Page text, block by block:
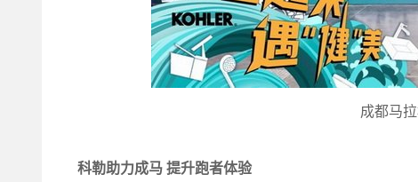
成都马
科勒助力成马 提升跑者体验